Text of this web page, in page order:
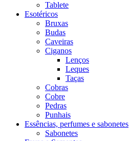
Tablete
Esotéricos
Bruxas
Budas
Caveiras
Ciganos
Lenços
Leques
Taças
Cobras
Cobre
Pedras
Punhais
Essências, perfumes e sabonetes
Sabonetes